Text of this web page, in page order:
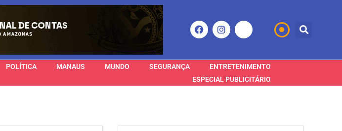
POLÍTICA MANAUS MUNDO SEGURANÇA
ENTRETENIMENTO
ESPECIAL PUBLICITÁRIO